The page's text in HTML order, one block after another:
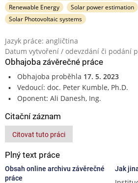
Renewable Energy
Solar power estimation
Solar Photovoltaic systems
Jazyk práce: angličtina
Datum vytvoření / odevzdání či podání
Obhajoba závěrečné práce
Obhajoba proběhla 17. 5. 2023
Vedoucí: doc. Peter Kumble, Ph.D.
Oponent: Ali Danesh, Ing.
Citační záznam
Citovat tuto práci
Plný text práce
Obsah online archivu závěrečné
práce
Jak